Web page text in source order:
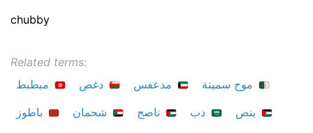
chubby
Related terms:
مبطبط
دغص مدعفس
موح سمينة
باطوز
شحمان ناصح دب
بنص